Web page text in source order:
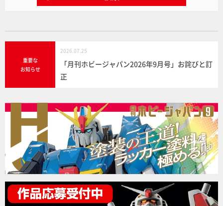
重要な
お知らせ
2026.07.25
「月刊ホビージャパン2026年9月号」お詫びと訂
正